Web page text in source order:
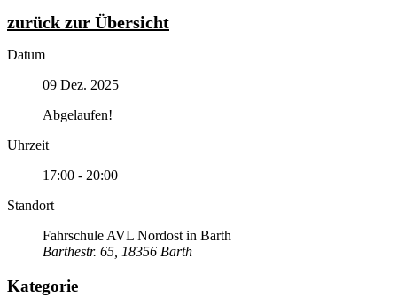
zurück zur Übersicht
Datum
09 Dez. 2025
Abgelaufen!
Uhrzeit
17:00 - 20:00
Standort
Fahrschule AVL Nordost in Barth
Barthestr. 65, 18356 Barth
Kategorie